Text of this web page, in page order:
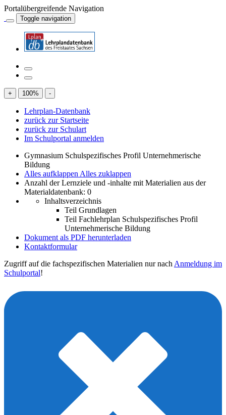
Portalübergreifende Navigation
Toggle navigation
+ 100% -
Lehrplan-Datenbank
zurück zur Startseite
zurück zur Schulart
Im Schulportal anmelden
Gymnasium Schulspezifisches Profil Unternehmerische
Bildung
Alles aufklappen Alles zuklappen
Anzahl der Lernziele und -inhalte mit Materialien aus der
Materialdatenbank: 0
Inhaltsverzeichnis
Teil Grundlagen
Teil Fachlehrplan Schulspezifisches Profil
Unternehmerische Bildung
Dokument als PDF herunterladen
Kontaktformular
Zugriff auf die fachspezifischen Materialien nur nach Anmeldung im
Schulportal!